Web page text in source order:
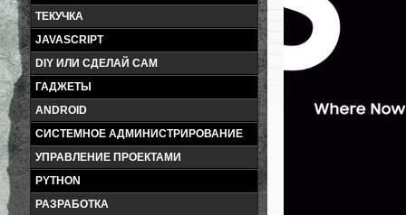
ТЕКУЧКА
JAVASCRIPT
DIY ИЛИ СДЕЛАЙ САМ
ГАДЖЕТЫ
ANDROID
СИСТЕМНОЕ АДМИНИСТРИРОВАНИЕ
УПРАВЛЕНИЕ ПРОЕКТАМИ
PYTHON
РАЗРАБОТКА